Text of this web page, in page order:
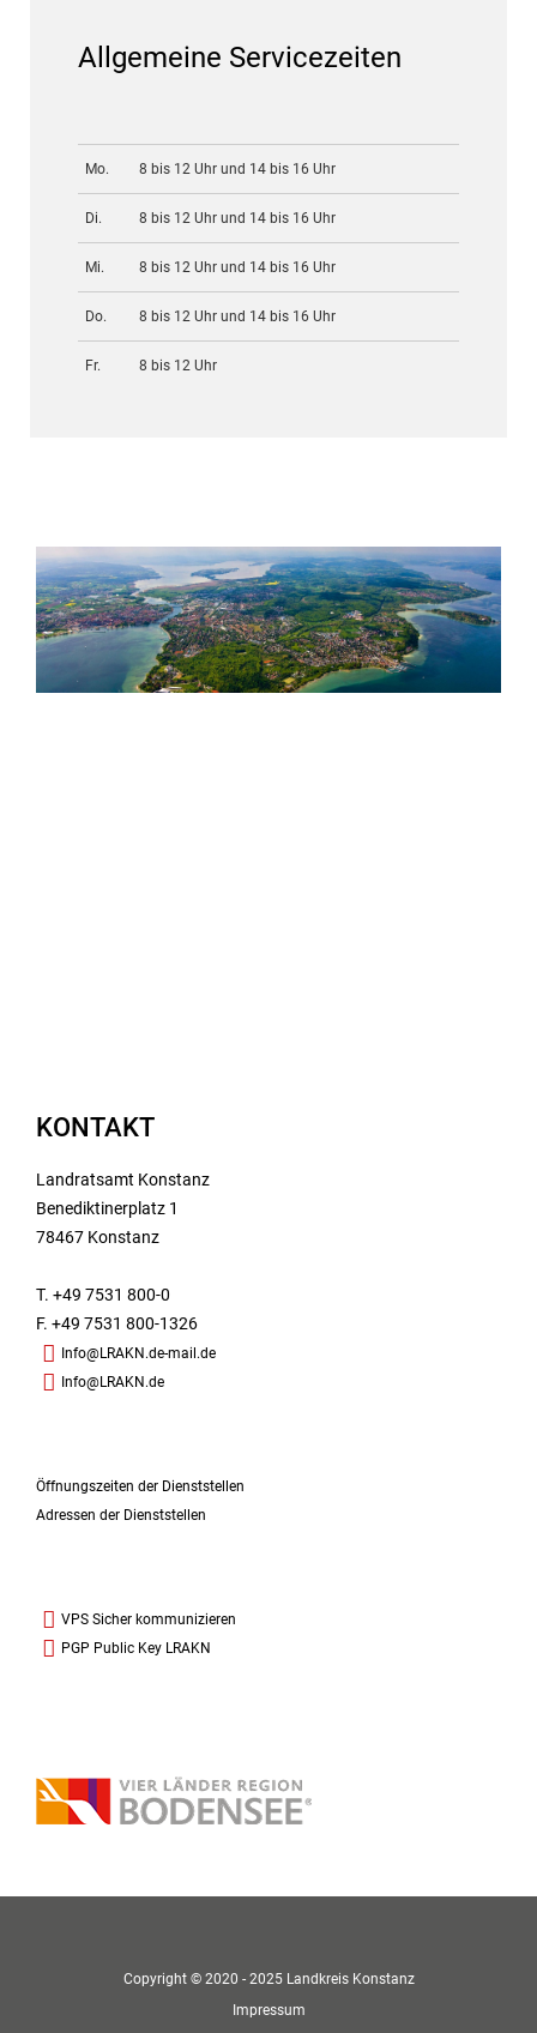
Allgemeine Servicezeiten
Mo. 8 bis 12 Uhr und 14 bis 16 Uhr
Di. 8 bis 12 Uhr und 14 bis 16 Uhr
Mi. 8 bis 12 Uhr und 14 bis 16 Uhr
Do. 8 bis 12 Uhr und 14 bis 16 Uhr
Fr. 8 bis 12 Uhr
KONTAKT
Landratsamt Konstanz
Benediktinerplatz 1
78467 Konstanz
T. +49 7531 800-0
F. +49 7531 800-1326
Info@LRAKN.de-mail.de
Info@LRAKN.de
Öffnungszeiten der Dienststellen
Adressen der Dienststellen
VPS Sicher kommunizieren
PGP Public Key LRAKN
Copyright © 2020 - 2025 Landkreis Konstanz
Impressum